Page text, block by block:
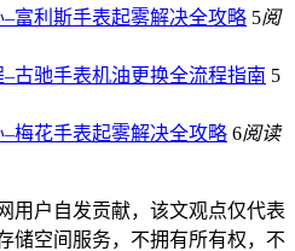
富利斯手表起雾解决全攻略 5阅
古驰手表机油更换全流程指南 5
梅花手表起雾解决全攻略 6阅读
用户自发贡献，该文观点仅代表
储空间服务，不拥有所有权，不